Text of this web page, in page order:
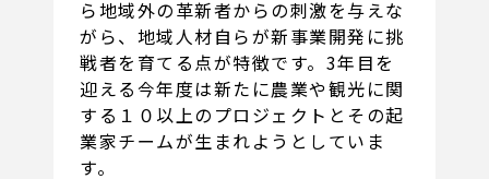
ら地域外の革新者からの刺激を与えな
がら、地域人材自らが新事業開発に挑
戦者を育てる点が特徴です。3年目を
迎える今年度は新たに農業や観光に関
する１０以上のプロジェクトとその起
業家チームが生まれようとしていま
す。